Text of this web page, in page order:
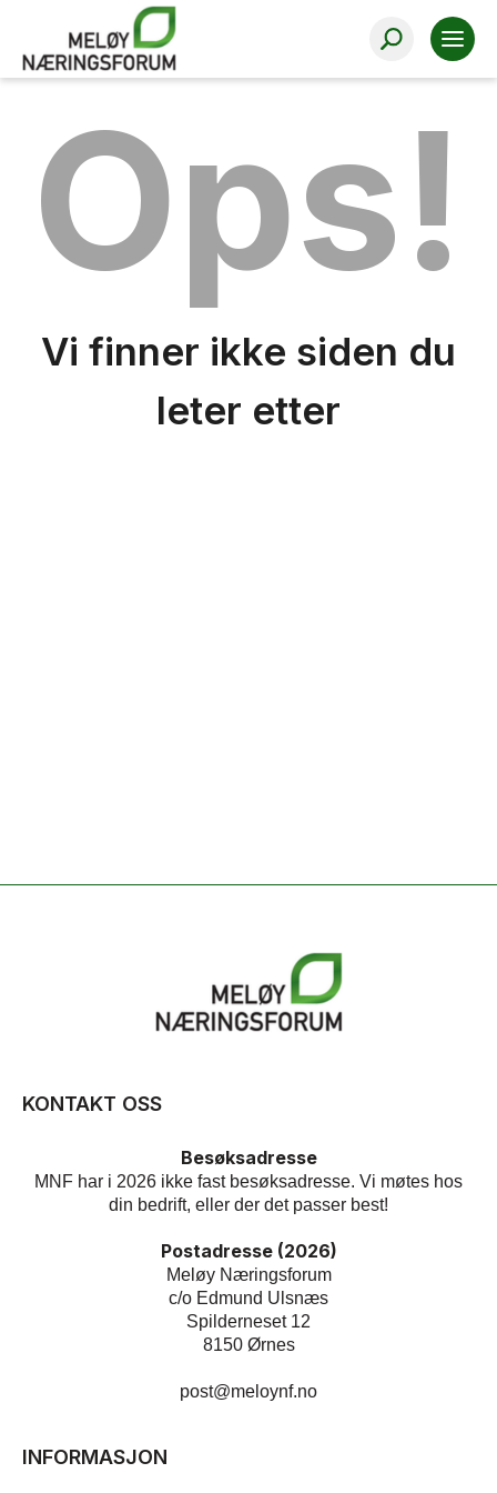
Ops!
Vi finner ikke siden du
leter etter
KONTAKT OSS
Besøksadresse
MNF har i 2026 ikke fast besøksadresse. Vi møtes hos
din bedrift, eller der det passer best!
Postadresse (2026)
Meløy Næringsforum
c/o Edmund Ulsnæs
Spilderneset 12
8150 Ørnes
post@meloynf.no
INFORMASJON